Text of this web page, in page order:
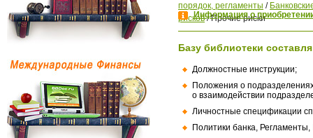
порядок, регламенты /
рисков/Прочие риски
Информация о
Базу библиотеки
Должностные инструкции;
Положения о
о взаимодействии
Личностные спецификации
Политики банка,